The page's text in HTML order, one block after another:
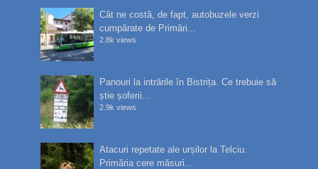
Cât ne costă, de fapt, autobuzele verzi
cumpărate de Primări...
2.8k views
Panouri la intrările în Bistrița. Ce trebuie să
știe șoferii...
2.9k views
Atacuri repetate ale urșilor la Telciu.
Primăria cere măsuri...